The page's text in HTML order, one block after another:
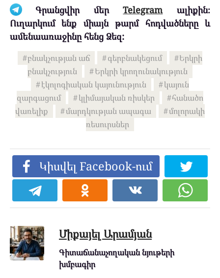
Գրանցվիր մերTelegramալիքին։
Ուղարկում ենք միայն թարմ հոդվածները և
ամենաառաջինը հենց Ձեզ:
բնակչության աճ գերբնակեցում
Երկրի
բնակչություն
Երկրի կրողունակություն
էկոլոգիական կայունություն
կայուն
զարգացում
կլիմայական ռիսկեր
հանածո
վառելիք
մարդկության ապագա
մոլորակի
ռեսուրսներ
Կիսվել Facebook-ում
Միքայել Արամյան
Գիտաճանաչողական նյութերի
խմբագիր